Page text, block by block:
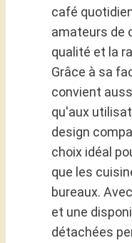
café
amateurs de
qualité et la
Grâce à sa
convient
qu'aux
design
choix idéal
que les
bureaux.
et une
détachées